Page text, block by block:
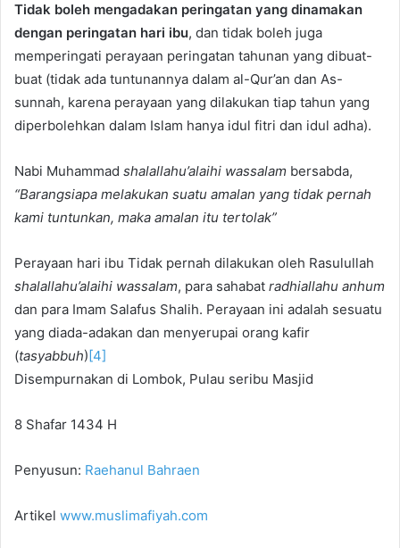
Tidak boleh mengadakan peringatan yang dinamakan
dengan peringatan hari ibu, dan tidak boleh juga
memperingati perayaan peringatan tahunan yang dibuat-
buat (tidak ada tuntunannya dalam al-Qur’an dan As-
sunnah, karena perayaan yang dilakukan tiap tahun yang
diperbolehkan dalam Islam hanya idul fitri dan idul adha).
Nabi Muhammad shalallahu’alaihi wassalam bersabda,
“Barangsiapa melakukan suatu amalan yang tidak pernah
kami tuntunkan, maka amalan itu tertolak”
Perayaan hari ibu Tidak pernah dilakukan oleh Rasulullah
shalallahu’alaihi wassalam, para sahabat radhiallahu anhum
dan para Imam Salafus Shalih. Perayaan ini adalah sesuatu
yang diada-adakan dan menyerupai orang kafir
(tasyabbuh) [4]
Disempurnakan di Lombok, Pulau seribu Masjid
8 Shafar 1434 H
Penyusun: Raehanul Bahraen
Artikel www.muslimafiyah.com